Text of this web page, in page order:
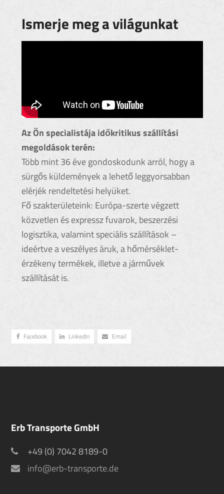
Ismerje meg a világunkat
Az Ön specialistája időkritikus szállítási
megoldások terén:
Több mint 36 éve gondoskodunk arról, hogy a
sürgős küldemények a lehető leggyorsabban
elérjék rendeltetési helyüket.
Fő szakterületeink: Európa-szerte végzett
közvetlen és expressz fuvarok, beszerzési
logisztika, valamint speciális szállítások –
ideértve a veszélyes áruk, a hőmérséklet-
érzékeny termékek, illetve a járművek
szállítását is.
Facebook LinkedIn Email
Erb Transporte GmbH
+49 (0) 7042 8189-0
info@erb-transporte.de